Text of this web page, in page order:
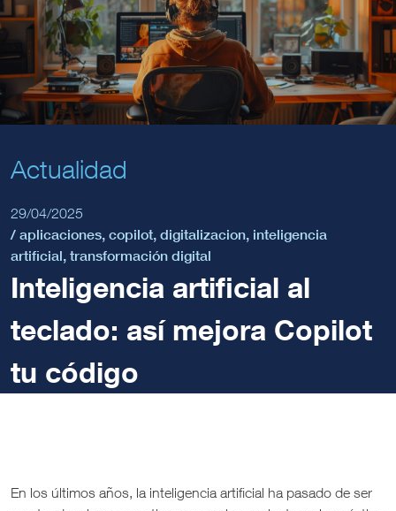
Actualidad
29/04/2025
/ aplicaciones, copilot, digitalizacion, inteligencia
artificial, transformación digital
Inteligencia artificial al
teclado: así mejora Copilot
tu código
En los últimos años, la inteligencia artificial ha pasado de ser